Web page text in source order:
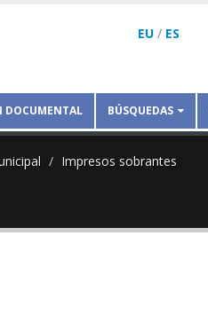
EU / ES
DOCUMENTAL BÚSQUEDAS
Impresos sobrantes